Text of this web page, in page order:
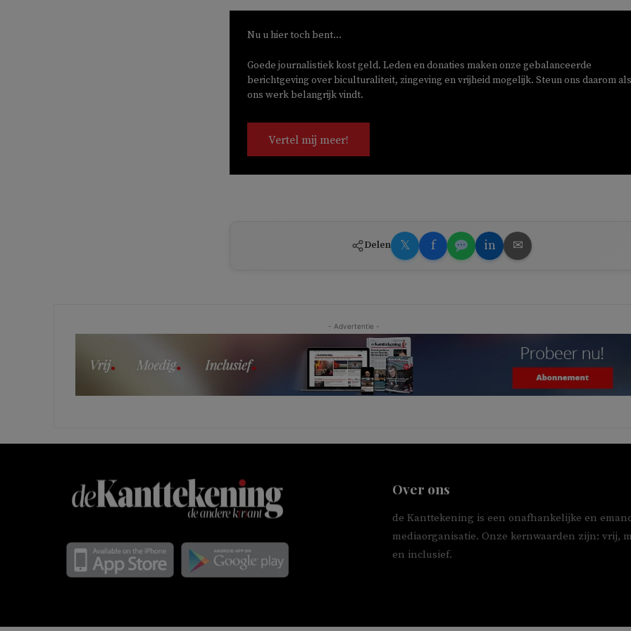
Nu u hier toch bent...
Goede journalistiek kost geld. Leden en donaties maken onze gebalanceerde
berichtgeving over biculturaliteit, zingeving en vrijheid mogelijk. Steun ons daarom
ons werk belangrijk vindt.
Vertel mij meer!
Delen 𝕏 f in ✉
- Advertentie -
Over ons
de Kanttekening is een onafhankelijke en
mediaorganisatie. Onze kernwaarden zijn: vrij,
en inclusief.